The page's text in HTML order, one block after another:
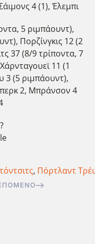
4 (1), Έλεμπι
5 ριμπάουντ),
Πορζίνγκις 12 (2
37 (8/9 τρίποντα, 7
11 (1
3 (5 ριμπάουντ),
2, Μπράνσον 4
, Πόρτλαντ